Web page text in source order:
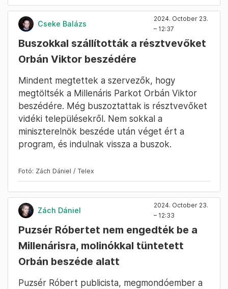
Cseke Balázs
2024. October 23.
– 12:37
Buszokkal szállították a résztvevőket
Orbán Viktor beszédére
Mindent megtettek a szervezők, hogy
megtöltsék a Millenáris Parkot Orbán Viktor
beszédére. Még buszoztattak is résztvevőket
vidéki településekről. Nem sokkal a
miniszterelnök beszéde után véget ért a
program, és indulnak vissza a buszok.
Fotó: Zách Dániel / Telex
Zách Dániel
2024. October 23.
– 12:33
Puzsér Róbertet nem engedték be a
Millenárisra, molinókkal tüntetett
Orbán beszéde alatt
Puzsér Róbert publicista, megmondóember a